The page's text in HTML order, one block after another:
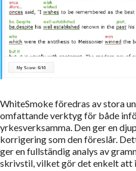
WhiteSmoke föredras av stora
omfattande verktyg för både
yrkesverksamma. Den ger en
korrigering som den föreslår.
ger en fullständig analys av
skrivstil, vilket gör det enkelt att